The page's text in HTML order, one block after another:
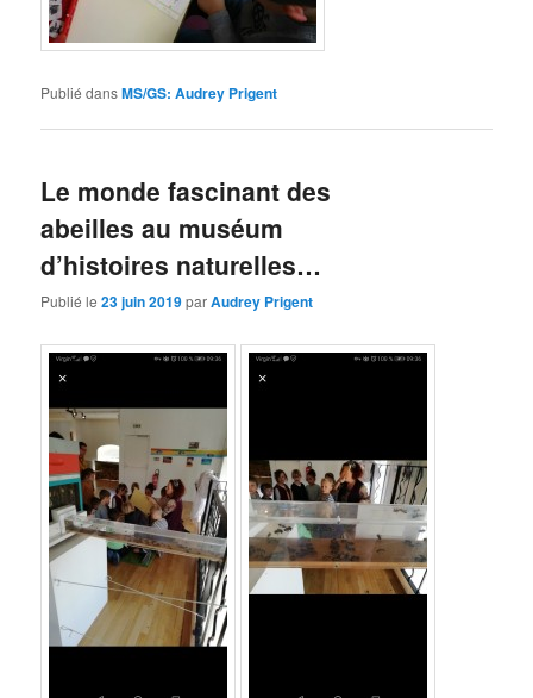
Publié dansMS/GS: Audrey Prigent
Le monde fascinant des
abeilles au muséum
d’histoires naturelles…
Publié le23 juin 2019parAudrey Prigent